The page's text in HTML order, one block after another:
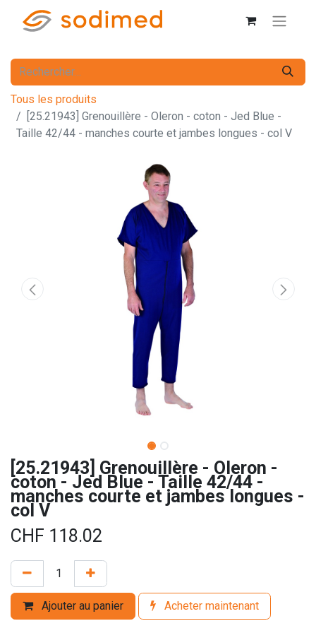
Tous les produits
[25.21943] Grenouillère - Oleron - coton - Jed Blue -
Taille 42/44 - manches courte et jambes longues - col V
[25.21943] Grenouillère - Oleron -
coton - Jed Blue - Taille 42/44 -
manches courte et jambes longues -
col V
CHF 118.02
Ajouter au panier Acheter maintenant